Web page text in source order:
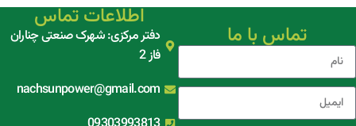
تماس با ما
اطلاعات تماس
دفتر مرکزی: شهرک صنعتی چناران
فاز 2
nachsunpower@gmail.com